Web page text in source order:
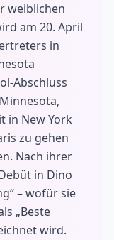
weiblichen
am 20. April
in
Abschluss
in New York
zu gehen
Nach ihrer
in Dino
– wofür sie
„Beste
wird.